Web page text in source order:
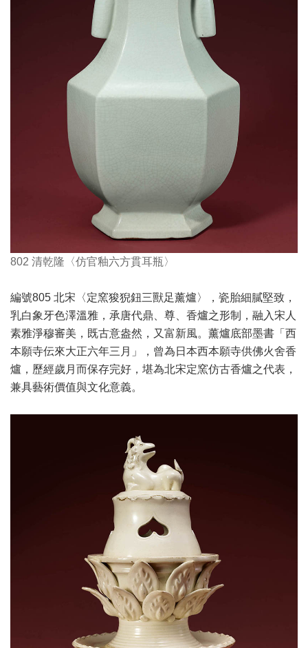
802 清乾隆〈仿官釉六方貫耳瓶〉
編號805 北宋〈定窯狻猊鈕三獸足薰爐〉，瓷胎細膩堅致，
乳白象牙色澤溫雅，承唐代鼎、尊、香爐之形制，融入宋人
素雅淨穆審美，既古意盎然，又富新風。薰爐底部墨書「西
本願寺伝來大正六年三月」，曾為日本西本願寺供佛火舍香
爐，歷經歲月而保存完好，堪為北宋定窯仿古香爐之代表，
兼具藝術價值與文化意義。